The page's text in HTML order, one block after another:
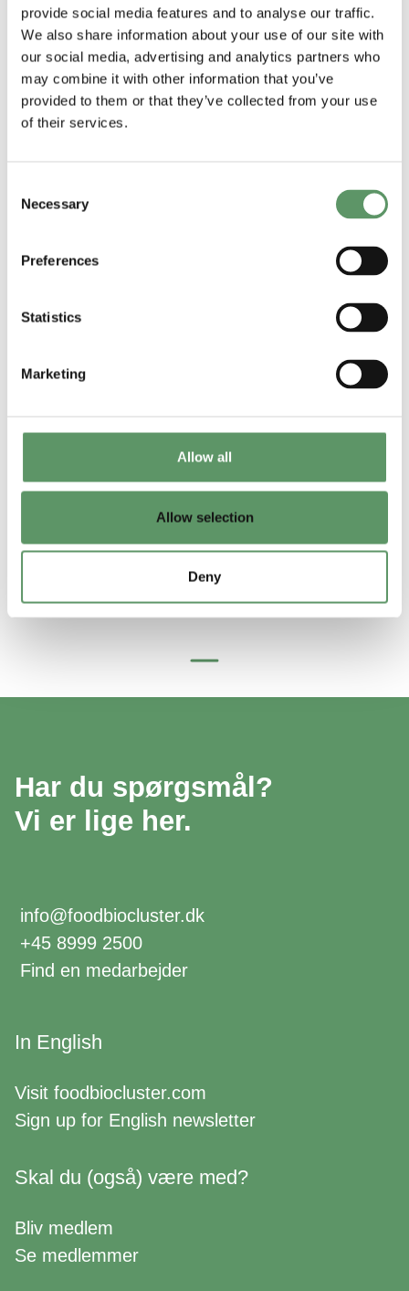
provide social media features and to analyse our traffic.
We also share information about your use of our site with
our social media, advertising and analytics partners who
may combine it with other information that you’ve
provided to them or that they’ve collected from your use
of their services.
Selection
Necessary
Preferences
Statistics
Marketing
Allow all
Allow selection
Deny
Rapportering af projektarbejde:
Faglig rapport / slutrapport
Vejledning til rapporteringssystem
Udfyld og indsend
ændringsanmodning
Har du spørgsmål?
Vi er lige her.
info@foodbiocluster.dk
+45 8999 2500
Find en medarbejder
In English
Visit foodbiocluster.com
Sign up for English newsletter
Skal du (også) være med?
Bliv medlem
Se medlemmer